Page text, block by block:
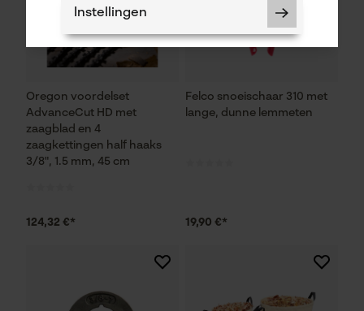
Oregon voordelset
AdvanceCut HD met
zaagblad en 4
zaagkettingen half haaks
3/8", 1.5 mm, 45 cm
124,32 €*
Felco snoeischaar 310 met
lange, dunne lemmeten
19,90 €*
Instellingen
Noodzakelijke Cookies
Controleer instelling van cookies
Statistische Cookies